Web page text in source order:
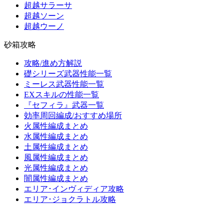
超越サラーサ
超越ソーン
超越ウーノ
砂箱攻略
攻略/進め方解説
礎シリーズ武器性能一覧
ミーレス武器性能一覧
EXスキルの性能一覧
『セフィラ』武器一覧
効率周回編成/おすすめ場所
火属性編成まとめ
水属性編成まとめ
土属性編成まとめ
風属性編成まとめ
光属性編成まとめ
闇属性編成まとめ
エリア･インヴィディア攻略
エリア･ジョクラトル攻略